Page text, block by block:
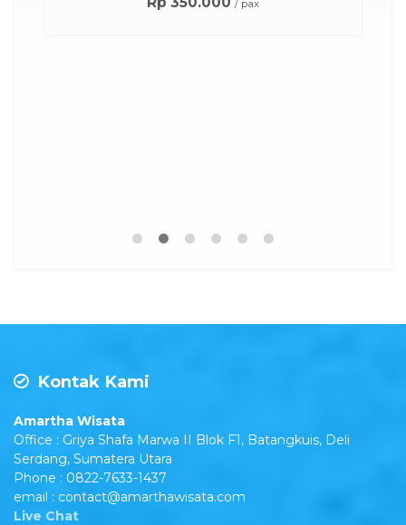
/ pax
Kontak Kami
Amartha Wisata
Office : Griya Shafa Marwa II Blok F1, Batangkuis, Deli
Serdang, Sumatera Utara
Phone : 0822-7633-1437
email : contact@amarthawisata.com
Live Chat